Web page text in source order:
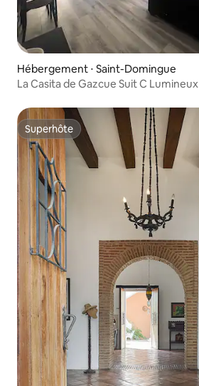
Hébergement ⋅ Saint-Domingue
La Casita de Gazcue Suit C Lumineux
Superhôte
Superhôte